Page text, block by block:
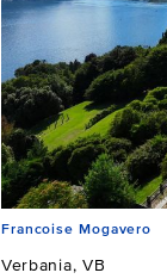
Francoise Mogavero
Verbania, VB